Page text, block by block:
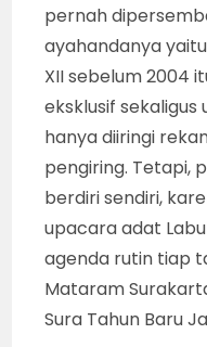
pernah
ayahandanya
XII sebelum 2004
eksklusif sekaligus
hanya diiringi
pengiring. Tetapi,
berdiri sendiri,
upacara adat
agenda rutin tiap
Mataram
Sura Tahun Baru